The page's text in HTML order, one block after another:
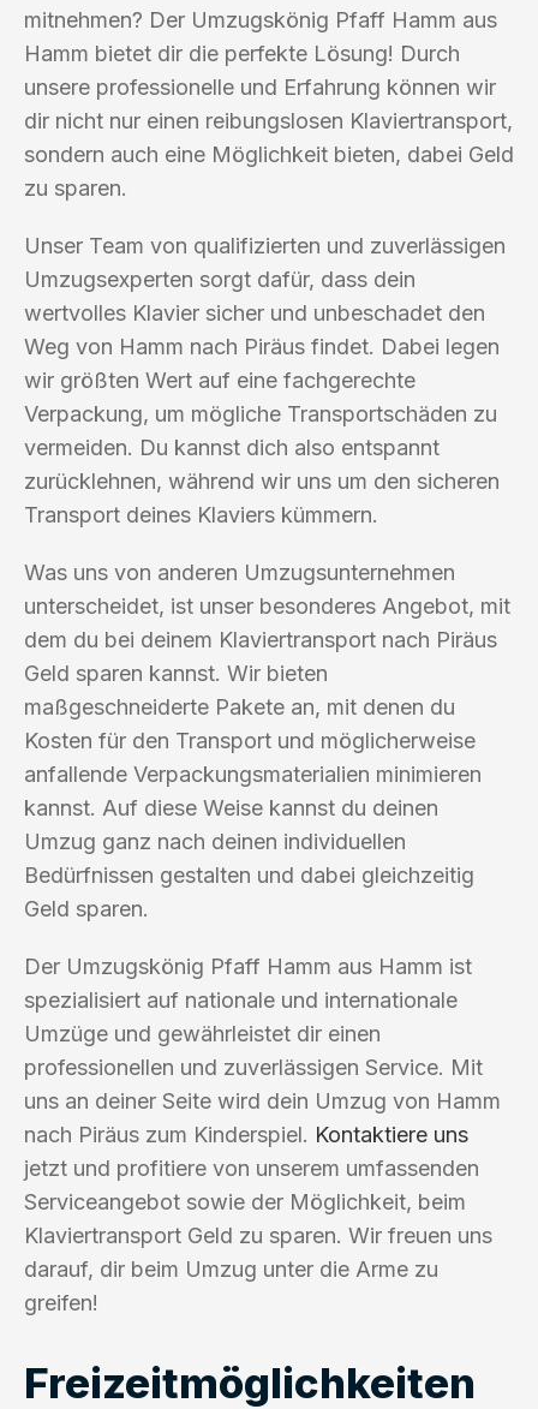
mitnehmen? Der Umzugskönig Pfaff Hamm aus
Hamm bietet dir die perfekte Lösung! Durch
unsere professionelle und Erfahrung können wir
dir nicht nur einen reibungslosen Klaviertransport,
sondern auch eine Möglichkeit bieten, dabei Geld
zu sparen.
Unser Team von qualifizierten und zuverlässigen
Umzugsexperten sorgt dafür, dass dein
wertvolles Klavier sicher und unbeschadet den
Weg von Hamm nach Piräus findet. Dabei legen
wir größten Wert auf eine fachgerechte
Verpackung, um mögliche Transportschäden zu
vermeiden. Du kannst dich also entspannt
zurücklehnen, während wir uns um den sicheren
Transport deines Klaviers kümmern.
Was uns von anderen Umzugsunternehmen
unterscheidet, ist unser besonderes Angebot, mit
dem du bei deinem Klaviertransport nach Piräus
Geld sparen kannst. Wir bieten
maßgeschneiderte Pakete an, mit denen du
Kosten für den Transport und möglicherweise
anfallende Verpackungsmaterialien minimieren
kannst. Auf diese Weise kannst du deinen
Umzug ganz nach deinen individuellen
Bedürfnissen gestalten und dabei gleichzeitig
Geld sparen.
Der Umzugskönig Pfaff Hamm aus Hamm ist
spezialisiert auf nationale und internationale
Umzüge und gewährleistet dir einen
professionellen und zuverlässigen Service. Mit
uns an deiner Seite wird dein Umzug von Hamm
nach Piräus zum Kinderspiel. Kontaktiere uns
jetzt und profitiere von unserem umfassenden
Serviceangebot sowie der Möglichkeit, beim
Klaviertransport Geld zu sparen. Wir freuen uns
darauf, dir beim Umzug unter die Arme zu
greifen!
Freizeitmöglichkeiten